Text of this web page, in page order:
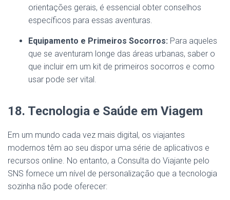
orientações gerais, é essencial obter conselhos
específicos para essas aventuras.
Equipamento e Primeiros Socorros: Para aqueles
que se aventuram longe das áreas urbanas, saber o
que incluir em um kit de primeiros socorros e como
usar pode ser vital.
18. Tecnologia e Saúde em Viagem
Em um mundo cada vez mais digital, os viajantes
modernos têm ao seu dispor uma série de aplicativos e
recursos online. No entanto, a Consulta do Viajante pelo
SNS fornece um nível de personalização que a tecnologia
sozinha não pode oferecer: